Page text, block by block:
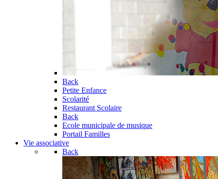
Back
Petite Enfance
Scolarité
Restaurant Scolaire
Back
Ecole municipale de musique
Portail Familles
Vie associative
Back